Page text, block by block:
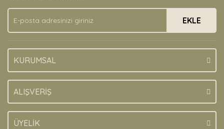
Ürün fiyatı diğer sitelerden daha pahalı.
Bu ürüne benzer farklı alternatifler olmalı.
EKLE
KURUMSAL
ALIŞVERİŞ
ÜYELİK